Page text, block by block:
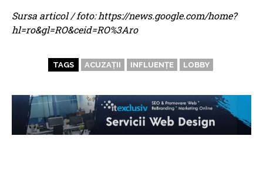
Sursa articol / foto: https://news.google.com/home?
hl=ro&gl=RO&ceid=RO%3Aro
TAGS ACUZAȚII INFLUENȚE LOBBY